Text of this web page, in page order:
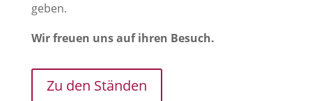
geben.
Wir freuen uns auf ihren Besuch.
Zu den Ständen